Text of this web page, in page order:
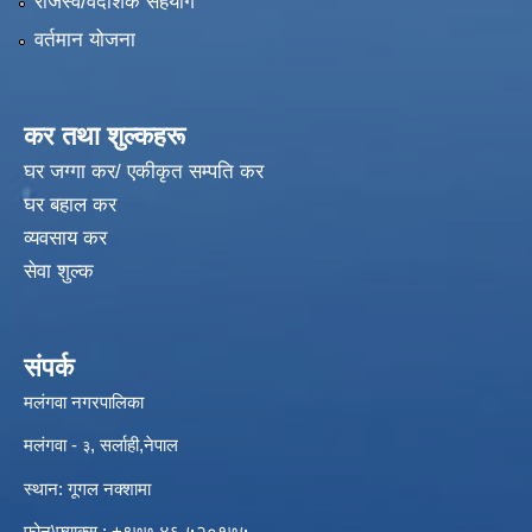
वर्तमान योजना
कर तथा शुल्कहरू
घर जग्गा कर/ एकीकृत सम्पति कर
घर बहाल कर
व्यवसाय कर
सेवा शुल्क
संपर्क
मलंगवा नगरपालिका
मलंगवा - ३, सर्लाही,नेपाल
स्थान: गूगल नक्शामा